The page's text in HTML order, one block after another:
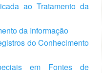
ao Tratamento da
da Informação
do Conhecimento
em Fontes de